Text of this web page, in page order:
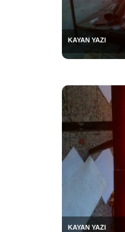
KAYAN YAZI
KAYAN YAZI